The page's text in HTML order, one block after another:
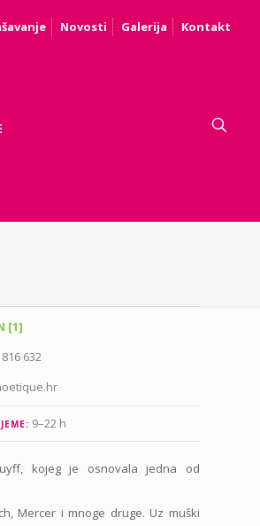
Novosti Galerija Kontakt
[1]
632
9–22 h
kojeg je osnovala jedna od
Mercer i mnoge druge. Uz muški